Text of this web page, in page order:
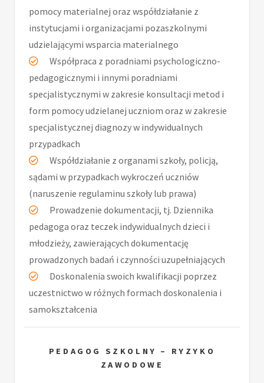
pomocy materialnej oraz współdziałanie z
instytucjami i organizacjami pozaszkolnymi
udzielającymi wsparcia materialnego
Współpraca z poradniami psychologiczno-
pedagogicznymi i innymi poradniami
specjalistycznymi w zakresie konsultacji metod i
form pomocy udzielanej uczniom oraz w zakresie
specjalistycznej diagnozy w indywidualnych
przypadkach
Współdziałanie z organami szkoły, policją,
sądami w przypadkach wykroczeń uczniów
(naruszenie regulaminu szkoły lub prawa)
Prowadzenie dokumentacji, tj. Dziennika
pedagoga oraz teczek indywidualnych dzieci i
młodzieży, zawierających dokumentację
prowadzonych badań i czynności uzupełniających
Doskonalenia swoich kwalifikacji poprzez
uczestnictwo w różnych formach doskonalenia i
samokształcenia
PEDAGOG SZKOLNY – RYZYKO
ZAWODOWE